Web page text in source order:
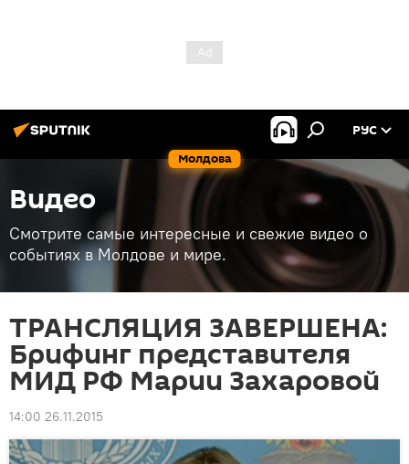
Молдова
РУС
Видео
Смотрите самые интересные и свежие видео о
событиях в Молдове и мире.
ТРАНСЛЯЦИЯ ЗАВЕРШЕНА:
Брифинг представителя
МИД РФ Марии Захаровой
14:00 26.11.2015